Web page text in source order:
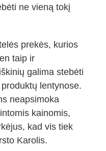
ne vieną tokį
prekės, kurios
taip ir
galima stebėti
lentynose.
neapsimoka
kainomis,
kad vis tiek
Karolis.